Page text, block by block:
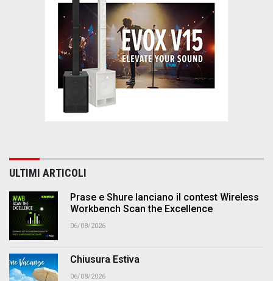
ULTIMI ARTICOLI
Prase e Shure lanciano il contest Wireless
Workbench Scan the Excellence
06/08/2026
Chiusura Estiva
06/08/2026